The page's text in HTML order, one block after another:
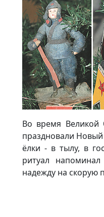
Во время Великой
праздновали
ёлки - в тылу, в
ритуал
надежду